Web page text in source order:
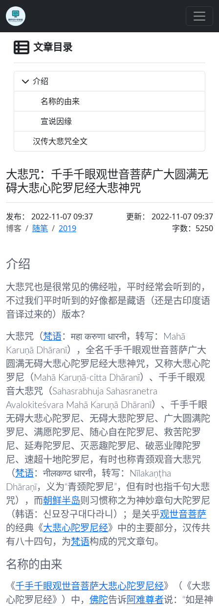
文章目录
介绍
名称的由来
宣说因缘
汉传大悲咒全文
大悲咒：千手千眼观世音菩萨广大圆满无
碍大悲心陀罗尼经大悲神咒
发布： 2022-11-07 09:37
更新： 2022-11-07 09:37
博客
随笔 2019 字数：5250
介绍
大悲咒也是很常见的佛经啦，平时经常会听到的，
不过我们平时听到的好像都是藏语（还是古印度语
音译过来的）版本？
大悲咒 （梵语：महा करुणा धारनी，转写：Mahā
Karuṇā Dhāranī），全名千手千眼观世音菩萨广大
圆满无碍大悲心陀罗尼经大悲神咒，又称大悲心陀
罗尼 （Mahā Karuṇā-citta Dhāranī）、 千手千眼观
音大悲咒 （Sahasrabhuja Sahasranetra
Avalokiteśvara Mahā Karuṇā Dhāranī）、 千手千眼
无碍大悲心陀罗尼、 无碍大悲陀罗尼、 广大圆满陀
罗尼、 满愿陀罗尼、 随心自在陀罗尼、 救苦陀罗
尼、 延寿陀罗尼、 灭恶趣陀罗尼、 破恶业障陀罗
尼、 速超十地陀罗尼 ，有时也称青颈观音大悲咒
（梵语：नीलकण्ठ धारनी，转写：Nīlakaṇṭha
Dhāraṇī，义为“青颈陀罗尼”，但有时也指千句大悲
咒），而朝鲜半岛则习惯称之为神妙章句大陀罗尼
（韩语：신묘장구대다라니）；是关乎观世音菩萨
的经典《大悲心陀罗尼经》中的主要部分，汉传共
有八十四句，为梵语构成的咒文章句。
名称的由来
《千手千眼观世音菩萨大悲心陀罗尼经》（《大悲
心陀罗尼经》）中， 佛陀告诉阿难尊者说：“如是神